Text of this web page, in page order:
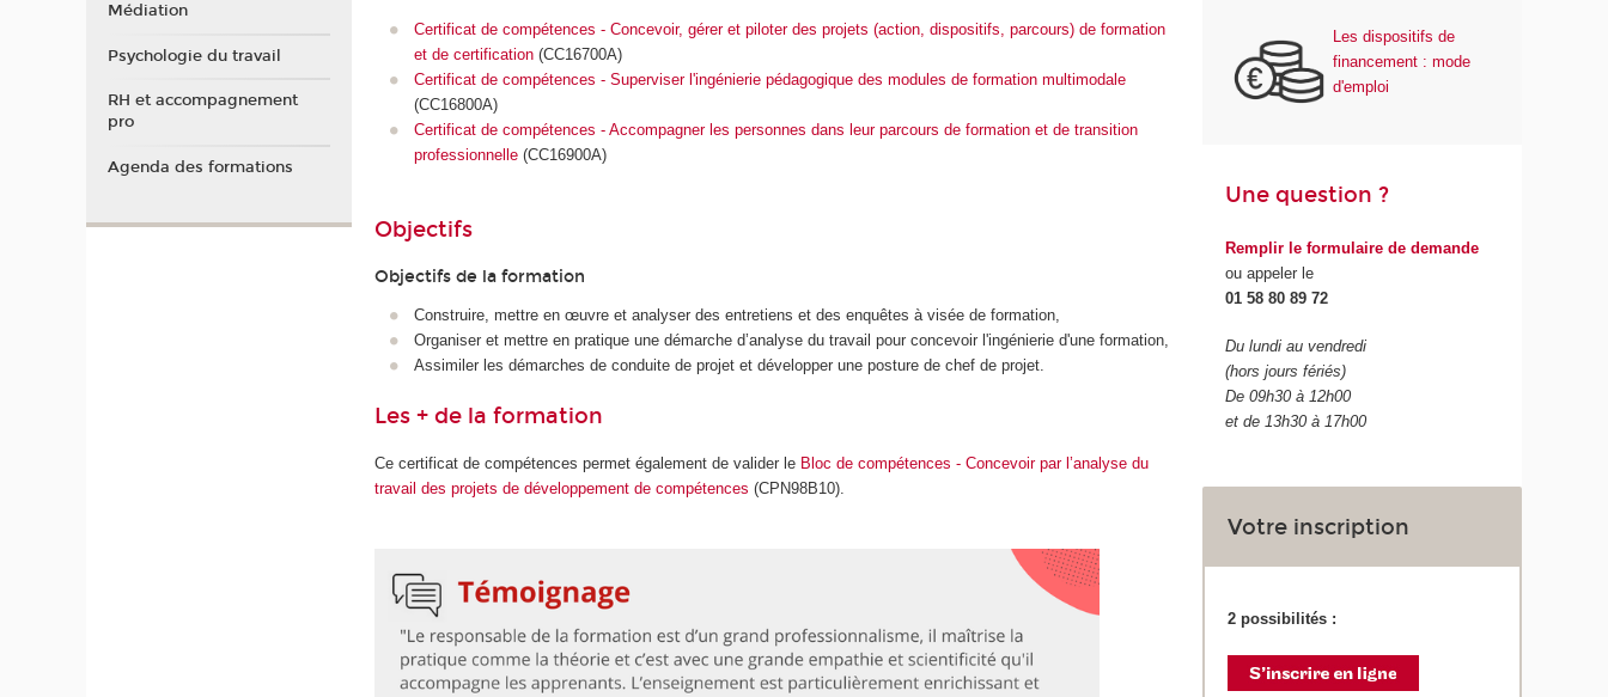
Certificat de compétences - Concevoir, gérer et piloter des projets (action, dispositifs, parcours) de formation
et de certification(CC16700A)
Certificat de compétences - Superviser l'ingénierie pédagogique des modules de formation multimodale
(CC16800A)
Certificat de compétences - Accompagner les personnes dans leur parcours de formation et de transition
professionnelle(CC16900A)
Objectifs
Objectifs de la formation
Construire, mettre en œuvre et analyser des entretiens et des enquêtes à visée de formation,
Organiser et mettre en pratique une démarche d’analyse du travail pour concevoir l'ingénierie d'une formation,
Assimiler les démarches de conduite de projet et développer une posture de chef de projet.
Les + de la formation
Ce certificat de compétences permet également de valider le Bloc de compétences - Concevoir par l’analyse du
travail des projets de développement de compétences (CPN98B10).
Les dispositifs de
financement : mode
d'emploi
Une question ?
Remplir le formulaire de demande
ou appeler le
01 58 80 89 72
Du lundi au vendredi
(hors jours fériés)
De 09h30 à 12h00
et de 13h30 à 17h00
Votre inscription
2 possibilités :
Médiation
Psychologie du travail
RH et accompagnement
pro
Agenda des formations